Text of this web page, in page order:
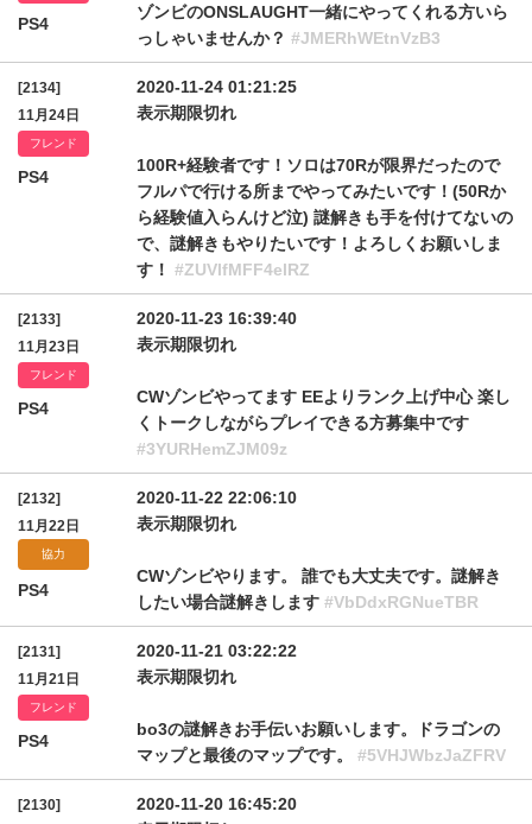
PS4
ゾンビのONSLAUGHT一緒にやってくれる方いら
っしゃいませんか？ #JMERhWEtnVzB3
[2134]
11月24日
フレンド
PS4
2020-11-24 01:21:25
表示期限切れ
100R+経験者です！ソロは70Rが限界だったので
フルパで行ける所までやってみたいです！(50Rか
ら経験値入らんけど泣) 謎解きも手を付けてないの
で、謎解きもやりたいです！よろしくお願いしま
す！ #ZUVlfMFF4elRZ
[2133]
11月23日
フレンド
PS4
2020-11-23 16:39:40
表示期限切れ
CWゾンビやってます EEよりランク上げ中心 楽し
くトークしながらプレイできる方募集中です
#3YURHemZJM09z
[2132]
11月22日
協力
PS4
2020-11-22 22:06:10
表示期限切れ
CWゾンビやります。 誰でも大丈夫です。謎解き
したい場合謎解きします #VbDdxRGNueTBR
[2131]
11月21日
フレンド
PS4
2020-11-21 03:22:22
表示期限切れ
bo3の謎解きお手伝いお願いします。ドラゴンの
マップと最後のマップです。 #5VHJWbzJaZFRV
[2130]
2020-11-20 16:45:20